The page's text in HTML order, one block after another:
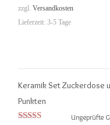
zzgl. Versandkosten
Lieferzeit: 3-5 Tage
Keramik Set Zuckerdose
Punkten
Ungeprüfte